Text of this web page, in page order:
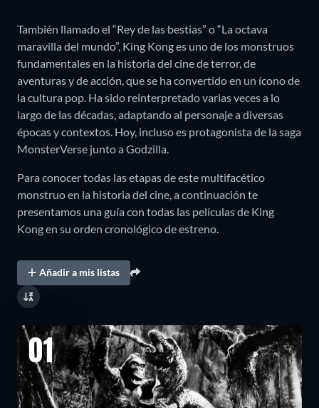
También llamado el “Rey de las bestias” o “La octava
maravilla del mundo”, King Kong es uno de los monstruos
fundamentales en la historia del cine de terror, de
aventuras y de acción, que se ha convertido en un ícono de
la cultura pop. Ha sido reinterpretado varias veces a lo
largo de las décadas, adaptando al personaje a diversas
épocas y contextos. Hoy, incluso es protagonista de la saga
MonsterVerse junto a Godzilla.
Para conocer todas las etapas de este multifacético
monstruo en la historia del cine, a continuación te
presentamos una guía con todas las películas de King
Kong en su orden cronológico de estreno.
Añadir a mis listas
01